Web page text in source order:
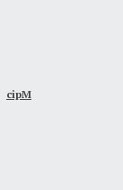
cipM